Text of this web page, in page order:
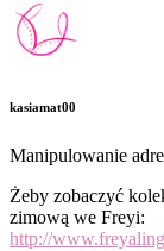
kasiamat00
Manipulowanie
Żeby zobaczyć
zimową we Freyi:
http://